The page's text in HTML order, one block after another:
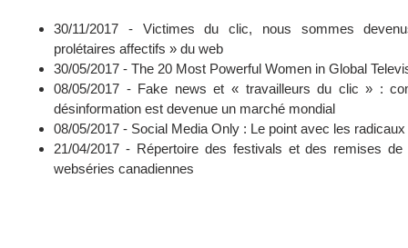
30/11/2017 - Victimes du clic, nous sommes
prolétaires affectifs » du web
30/05/2017 - The 20 Most Powerful Women in Global
08/05/2017 - Fake news et « travailleurs du clic » :
désinformation est devenue un marché mondial
08/05/2017 - Social Media Only : Le point avec les radicaux
21/04/2017 - Répertoire des festivals et des remises de
webséries canadiennes